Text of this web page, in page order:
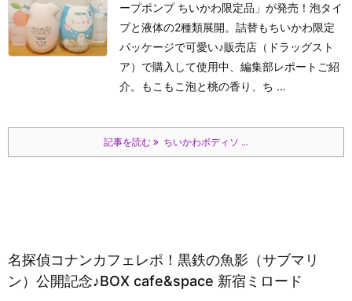
ープポンプ ちいかわ限定品」が発売！泡タイ
プと液体の2種類展開。詰替もちいかわ限定
パッケージで可愛い♪販売店（ドラッグスト
ア）で購入して使用中、編集部レポートご紹
介。もこもこ泡と桃の香り、ち ...
記事を読む ちいかわボディソ ...
名探偵コナンカフェレポ！黒鉄の魚影（サブマリ
ン）公開記念♪BOX cafe&space 新宿ミロード